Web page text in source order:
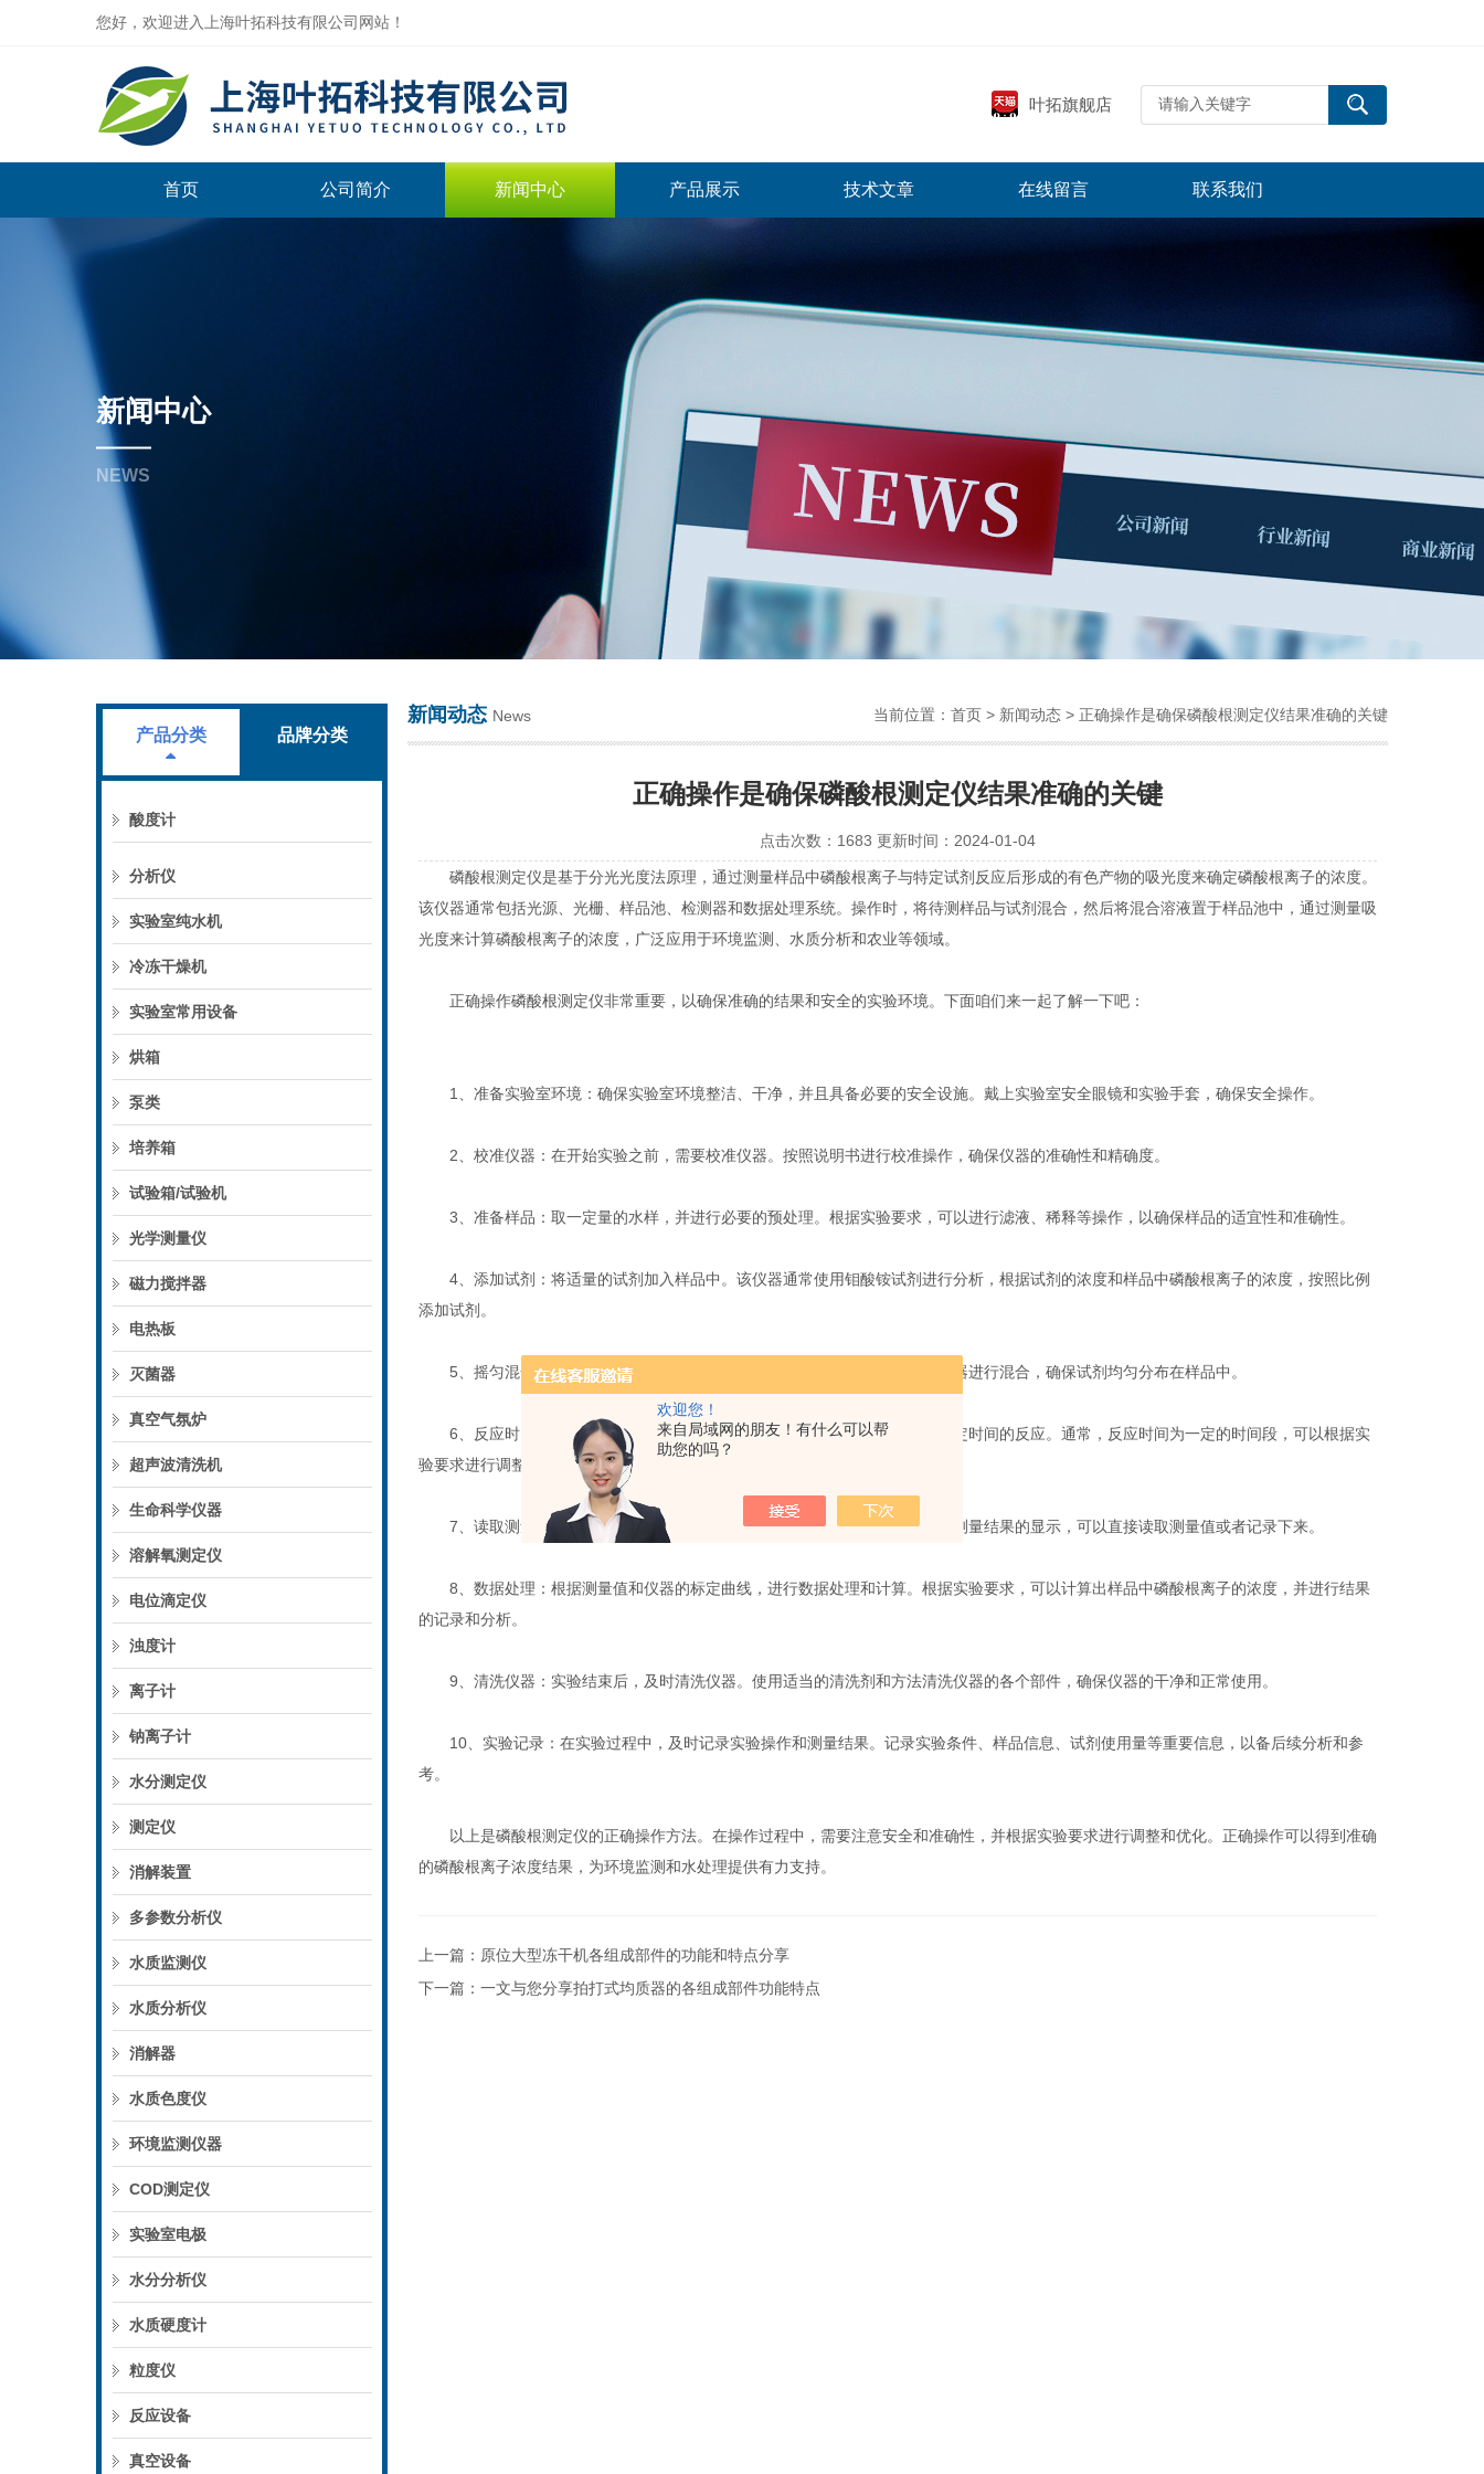
欢迎您！
来自局域网的朋友！有什么可以帮
助您的吗？
您好，欢迎进入上海叶拓科技有限公司网站！
上海叶拓科技有限公司
叶拓旗舰店
首页 公司简介 新闻中心 产品展示 技术文章 在线留言 联系我们
新闻中心
NEWS
产品分类 品牌分类
酸度计
分析仪
实验室纯水机
冷冻干燥机
实验室常用设备
烘箱
泵类
培养箱
试验箱/试验机
光学测量仪
磁力搅拌器
电热板
灭菌器
真空气氛炉
超声波清洗机
生命科学仪器
溶解氧测定仪
电位滴定仪
浊度计
离子计
钠离子计
水分测定仪
测定仪
消解装置
多参数分析仪
水质监测仪
水质分析仪
消解器
水质色度仪
环境监测仪器
COD测定仪
实验室电极
水分分析仪
水质硬度计
粒度仪
反应设备
真空设备
新闻动态 News 当前位置： 首页 > 新闻动态 > 正确操作是确保磷酸根测定仪结果准确的关键
正确操作是确保磷酸根测定仪结果准确的关键
点击次数：1683 更新时间：2024-01-04
磷酸根测定仪是基于分光光度法原理，通过测量样品中磷酸根离子与特定试剂反应后形成的有色产物的吸光度来确定磷酸根离子的浓度。
该仪器通常包括光源、光栅、样品池、检测器和数据处理系统。操作时，将待测样品与试剂混合，然后将混合溶液置于样品池中，通过测量吸
光度来计算磷酸根离子的浓度，广泛应用于环境监测、水质分析和农业等领域。
正确操作磷酸根测定仪非常重要，以确保准确的结果和安全的实验环境。下面咱们来一起了解一下吧：
1、准备实验室环境：确保实验室环境整洁、干净，并且具备必要的安全设施。戴上实验室安全眼镜和实验手套，确保安全操作。
2、校准仪器：在开始实验之前，需要校准仪器。按照说明书进行校准操作，确保仪器的准确性和精确度。
3、准备样品：取一定量的水样，并进行必要的预处理。根据实验要求，可以进行滤液、稀释等操作，以确保样品的适宜性和准确性。
4、添加试剂：将适量的试剂加入样品中。该仪器通常使用钼酸铵试剂进行分析，根据试剂的浓度和样品中磷酸根离子的浓度，按照比例
添加试剂。
5、摇匀混合：将样品和试剂充分混合，可以轻轻摇晃容器或使用磁力搅拌器进行混合，确保试剂均匀分布在样品中。
6、反应时间：根据试剂和样品的反应要求，让样品在适当的温度下进行一定时间的反应。通常，反应时间为一定的时间段，可以根据实
验要求进行调整。
7、读取测量值：在反应完成后，使用本仪器读取测量值。仪器通常会提供测量结果的显示，可以直接读取测量值或者记录下来。
8、数据处理：根据测量值和仪器的标定曲线，进行数据处理和计算。根据实验要求，可以计算出样品中磷酸根离子的浓度，并进行结果
的记录和分析。
9、清洗仪器：实验结束后，及时清洗仪器。使用适当的清洗剂和方法清洗仪器的各个部件，确保仪器的干净和正常使用。
10、实验记录：在实验过程中，及时记录实验操作和测量结果。记录实验条件、样品信息、试剂使用量等重要信息，以备后续分析和参
考。
以上是磷酸根测定仪的正确操作方法。在操作过程中，需要注意安全和准确性，并根据实验要求进行调整和优化。正确操作可以得到准确
的磷酸根离子浓度结果，为环境监测和水处理提供有力支持。
上一篇： 原位大型冻干机各组成部件的功能和特点分享
下一篇： 一文与您分享拍打式均质器的各组成部件功能特点